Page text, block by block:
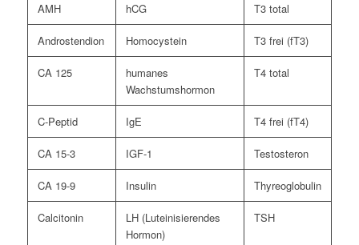
AMH hCG T3 total
Androstendion Homocystein T3 frei (fT3)
CA 125
humanes
Wachstumshormon
T4 total
C-Peptid IgE T4 frei (fT4)
CA 15-3 IGF-1 Testosteron
CA 19-9 Insulin Thyreoglobulin
Calcitonin
LH (Luteinisierendes
Hormon)
TSH